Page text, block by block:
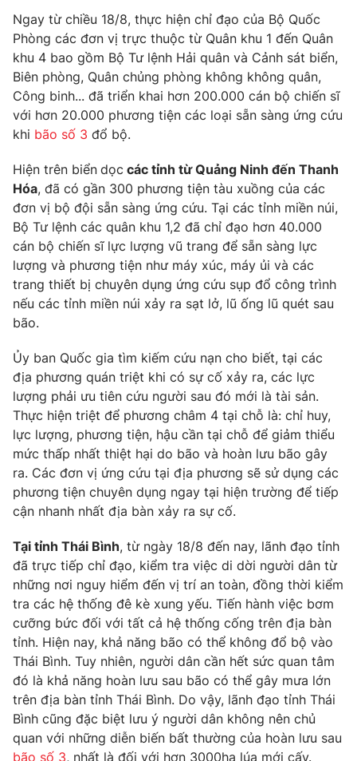
Câu chuyện quốc tế
Tài chính
Thị trường
Góc doanh nghiệp
Dữ liệu và đời sống
Truyền hình
Phim VTV
Nhân vật
Khán giả
Giải sao mai
Giải trí
Điện ảnh
Âm nhạc
Sao
Đời sống
Du lịch
Làm đẹp
Chất lượng cuộc sống
Giáo dục
Tuyển sinh
Học trực tuyến
Công nghệ
Hitech Công nghệ tương lai
Sản phẩm
Thị trường
Tư vấn
Giao lưu trực tuyến
Lịch phát sóng
Chuyên mục khác
Emagazine Podcast
Photo Infographic
Video Shorts video
VTV Money VTV Thể thao
VTV Sức khoẻ Bất động sản
Thị trường 24h Tấm lòng Việt
VTV4 Vươn mình bằng AI
Ngay từ chiều 18/8, thực hiện chỉ đạo của Bộ Quốc
Phòng các đơn vị trực thuộc từ Quân khu 1 đến Quân
khu 4 bao gồm Bộ Tư lệnh Hải quân và Cảnh sát biển,
Biên phòng, Quân chủng phòng không không quân,
Công binh... đã triển khai hơn 200.000 cán bộ chiến sĩ
với hơn 20.000 phương tiện các loại sẵn sàng ứng cứu
khi bão số 3 đổ bộ.
Hiện trên biển dọc các tỉnh từ Quảng Ninh đến Thanh
Hóa, đã có gần 300 phương tiện tàu xuồng của các
đơn vị bộ đội sẵn sàng ứng cứu. Tại các tỉnh miền núi,
Bộ Tư lệnh các quân khu 1,2 đã chỉ đạo hơn 40.000
cán bộ chiến sĩ lực lượng vũ trang để sẵn sàng lực
lượng và phương tiện như máy xúc, máy ủi và các
trang thiết bị chuyên dụng ứng cứu sụp đổ công trình
nếu các tỉnh miền núi xảy ra sạt lở, lũ ống lũ quét sau
bão.
Ủy ban Quốc gia tìm kiếm cứu nạn cho biết, tại các
địa phương quán triệt khi có sự cố xảy ra, các lực
lượng phải ưu tiên cứu người sau đó mới là tài sản.
Thực hiện triệt để phương châm 4 tại chỗ là: chỉ huy,
lực lượng, phương tiện, hậu cần tại chỗ để giảm thiểu
mức thấp nhất thiệt hại do bão và hoàn lưu bão gây
ra. Các đơn vị ứng cứu tại địa phương sẽ sử dụng các
phương tiện chuyên dụng ngay tại hiện trường để tiếp
cận nhanh nhất địa bàn xảy ra sự cố.
Tại tỉnh Thái Bình, từ ngày 18/8 đến nay, lãnh đạo tỉnh
đã trực tiếp chỉ đạo, kiểm tra việc di dời người dân từ
những nơi nguy hiểm đến vị trí an toàn, đồng thời kiểm
tra các hệ thống đê kè xung yếu. Tiến hành việc bơm
cưỡng bức đối với tất cả hệ thống cống trên địa bàn
tỉnh. Hiện nay, khả năng bão có thể không đổ bộ vào
Thái Bình. Tuy nhiên, người dân cần hết sức quan tâm
đó là khả năng hoàn lưu sau bão có thể gây mưa lớn
trên địa bàn tỉnh Thái Bình. Do vậy, lãnh đạo tỉnh Thái
Bình cũng đặc biệt lưu ý người dân không nên chủ
quan với những diễn biến bất thường của hoàn lưu sau
bão số 3, nhất là đối với hơn 3000ha lúa mới cấy.